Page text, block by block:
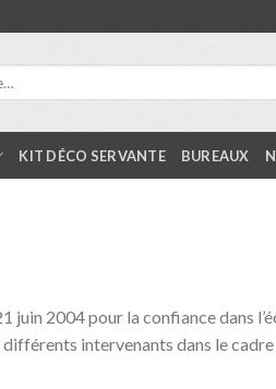
KIT DÉCO SERVANTE BUREAUX
juin 2004 pour la confiance dans
différents intervenants dans le